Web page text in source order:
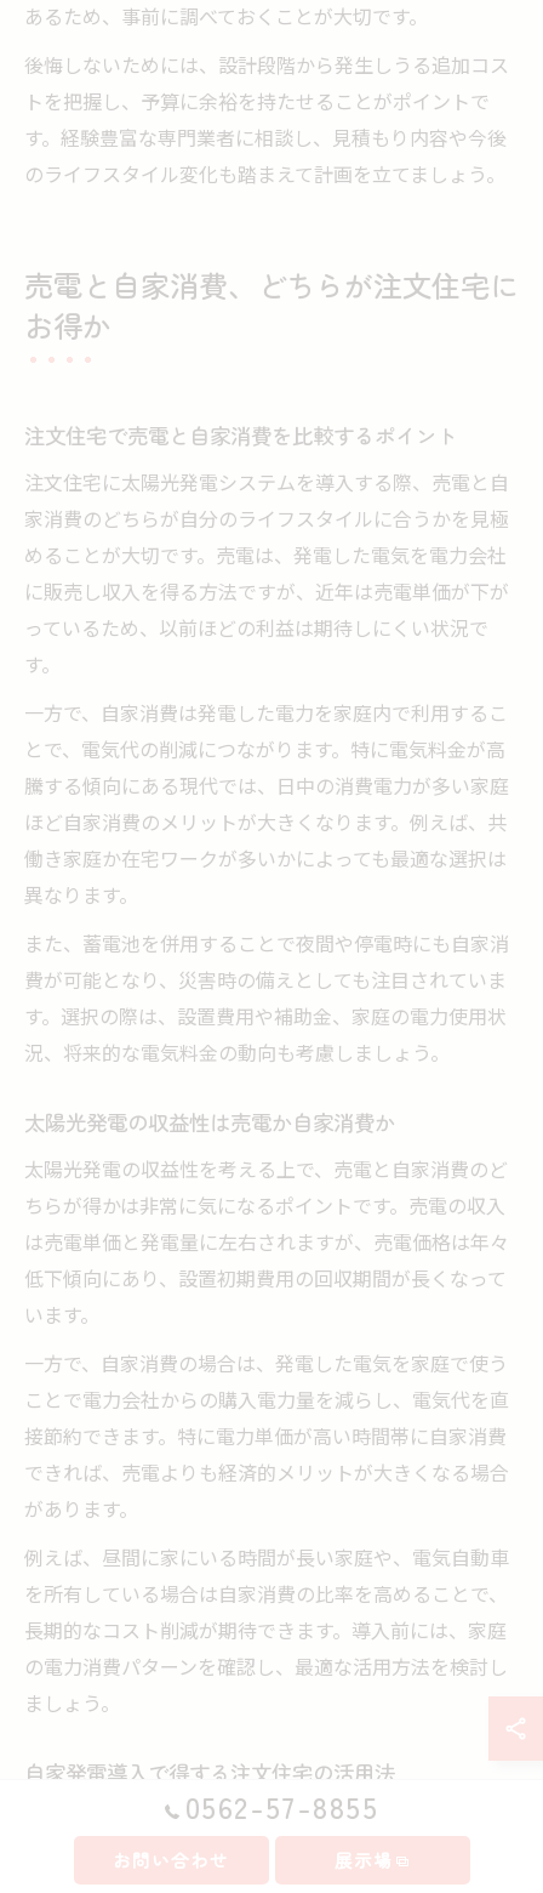
あるため、事前に調べておくことが大切です。
後悔しないためには、設計段階から発生しうる追加コス
トを把握し、予算に余裕を持たせることがポイントで
す。経験豊富な専門業者に相談し、見積もり内容や今後
のライフスタイル変化も踏まえて計画を立てましょう。
売電と自家消費、どちらが注文住宅に
お得か
注文住宅で売電と自家消費を比較するポイント
注文住宅に太陽光発電システムを導入する際、売電と自
家消費のどちらが自分のライフスタイルに合うかを見極
めることが大切です。売電は、発電した電気を電力会社
に販売し収入を得る方法ですが、近年は売電単価が下が
っているため、以前ほどの利益は期待しにくい状況で
す。
一方で、自家消費は発電した電力を家庭内で利用するこ
とで、電気代の削減につながります。特に電気料金が高
騰する傾向にある現代では、日中の消費電力が多い家庭
ほど自家消費のメリットが大きくなります。例えば、共
働き家庭か在宅ワークが多いかによっても最適な選択は
異なります。
また、蓄電池を併用することで夜間や停電時にも自家消
費が可能となり、災害時の備えとしても注目されていま
す。選択の際は、設置費用や補助金、家庭の電力使用状
況、将来的な電気料金の動向も考慮しましょう。
太陽光発電の収益性は売電か自家消費か
太陽光発電の収益性を考える上で、売電と自家消費のど
ちらが得かは非常に気になるポイントです。売電の収入
は売電単価と発電量に左右されますが、売電価格は年々
低下傾向にあり、設置初期費用の回収期間が長くなって
います。
一方で、自家消費の場合は、発電した電気を家庭で使う
ことで電力会社からの購入電力量を減らし、電気代を直
接節約できます。特に電力単価が高い時間帯に自家消費
できれば、売電よりも経済的メリットが大きくなる場合
があります。
例えば、昼間に家にいる時間が長い家庭や、電気自動車
を所有している場合は自家消費の比率を高めることで、
長期的なコスト削減が期待できます。導入前には、家庭
の電力消費パターンを確認し、最適な活用方法を検討し
ましょう。
自家発電導入で得する注文住宅の活用法
注文住宅で自家発電を最大限活用するには、発電した電
力を効率よく家庭内で使う工夫が欠かせません。まず、
0562-57-8855
お問い合わせ 展示場